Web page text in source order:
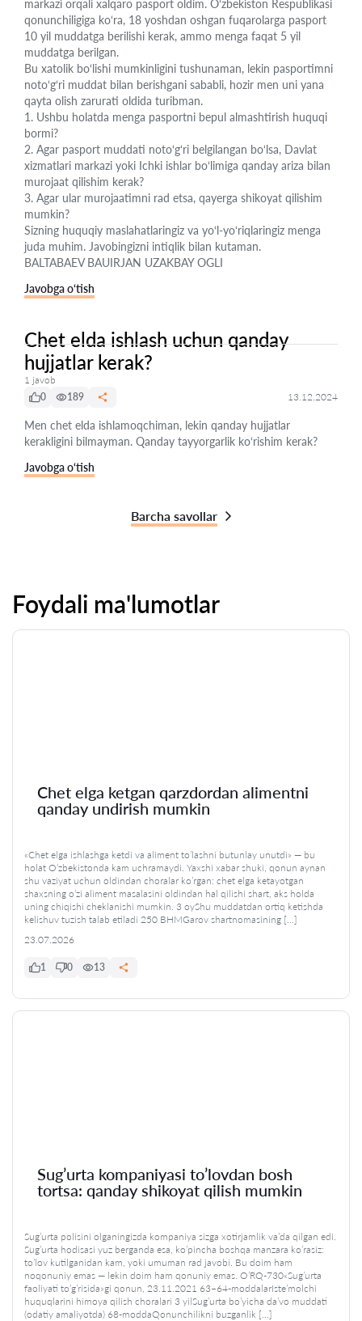
markazi orqali xalqaro pasport oldim. O‘zbekiston Respublikasi
qonunchiligiga ko‘ra, 18 yoshdan oshgan fuqarolarga pasport
10 yil muddatga berilishi kerak, ammo menga faqat 5 yil
muddatga berilgan.
Bu xatolik bo‘lishi mumkinligini tushunaman, lekin pasportimni
noto‘g‘ri muddat bilan berishgani sababli, hozir men uni yana
qayta olish zarurati oldida turibman.
1. Ushbu holatda menga pasportni bepul almashtirish huquqi
bormi?
2. Agar pasport muddati noto‘g‘ri belgilangan bo‘lsa, Davlat
xizmatlari markazi yoki Ichki ishlar bo‘limiga qanday ariza bilan
murojaat qilishim kerak?
3. Agar ular murojaatimni rad etsa, qayerga shikoyat qilishim
mumkin?
Sizning huquqiy maslahatlaringiz va yo‘l-yo‘riqlaringiz menga
juda muhim. Javobingizni intiqlik bilan kutaman.
BALTABAEV BAUIRJAN UZAKBAY OGLI
Javobga o‘tish
Chet elda ishlash uchun qanday
hujjatlar kerak?
1 javob
0
189 13.12.2024
Men chet elda ishlamoqchiman, lekin qanday hujjatlar
kerakligini bilmayman. Qanday tayyorgarlik ko‘rishim kerak?
Javobga o‘tish
Barcha savollar
Foydali ma'lumotlar
Chet elga ketgan qarzdordan alimentni
qanday undirish mumkin
«Chet elga ishlashga ketdi va aliment to’lashni butunlay unutdi» — bu
holat O’zbekistonda kam uchramaydi. Yaxshi xabar shuki, qonun aynan
shu vaziyat uchun oldindan choralar ko’rgan: chet elga ketayotgan
shaxsning o’zi aliment masalasini oldindan hal qilishi shart, aks holda
uning chiqishi cheklanishi mumkin. 3 oyShu muddatdan ortiq ketishda
kelishuv tuzish talab etiladi 250 BHMGarov shartnomasining […]
23.07.2026
1 0 13
Sug’urta kompaniyasi to’lovdan bosh
tortsa: qanday shikoyat qilish mumkin
Sug’urta polisini olganingizda kompaniya sizga xotirjamlik va’da qilgan edi.
Sug’urta hodisasi yuz berganda esa, ko’pincha boshqa manzara ko’rasiz:
to’lov kutilganidan kam, yoki umuman rad javobi. Bu doim ham
noqonuniy emas — lekin doim ham qonuniy emas. O’RQ-730«Sug’urta
faoliyati to’g’risida»gi qonun, 23.11.2021 63–64-moddalarIste’molchi
huquqlarini himoya qilish choralari 3 yilSug’urta bo’yicha da’vo muddati
(odatiy amaliyotda) 68-moddaQonunchilikni buzganlik […]